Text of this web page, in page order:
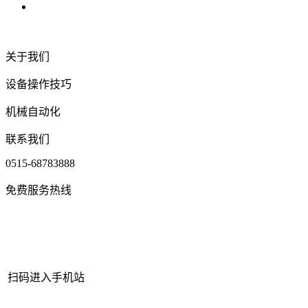
关于我们
设备操作技巧
机械自动化
联系我们
0515-68783888
免费服务热线
扫码进入手机站